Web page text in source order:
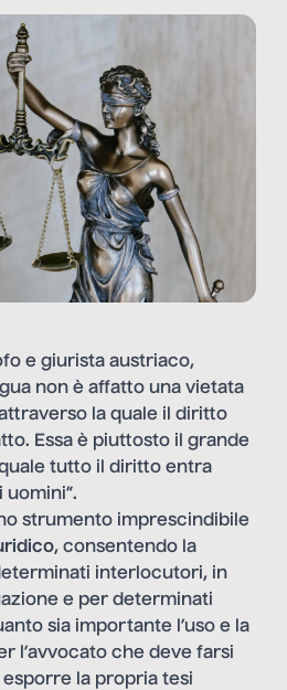
e giurista austriaco,
non è affatto una vietata
la quale il diritto
Essa è piuttosto il grande
tutto il diritto entra
uomini”.
strumento imprescindibile
, consentendo la
interlocutori, in
e per determinati
sia importante l’uso e la
l’avvocato che deve farsi
la propria tesi